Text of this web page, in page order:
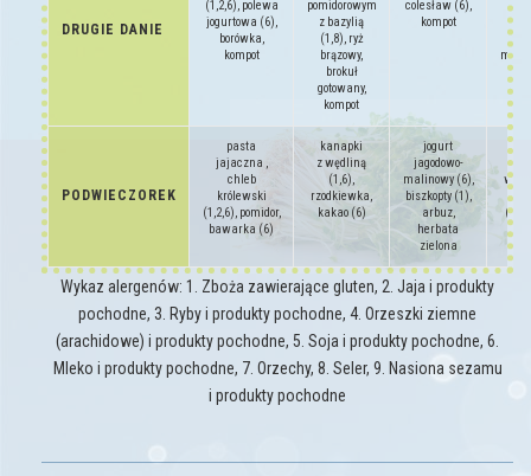
DRUGIE DANIE
(1,2,6), polewa
jogurtowa (6),
borówka,
kompot
pomidorowym
z bazylią
(1,8), ryż
brązowy,
brokuł
gotowany,
kompot
colesław (6),
kompot
z
PODWIECZOREK
pasta
jajaczna ,
chleb
królewski
(1,2,6), pomidor,
bawarka (6)
kanapki
z wędliną
(1,6),
rzodkiewka,
kakao (6)
jogurt
jagodowo-
malinowy (6),
biszkopty (1),
arbuz,
herbata
zielona
(1),
Wykaz alergenów: 1. Zboża zawierające gluten, 2. Jaja i produkty
pochodne, 3. Ryby i produkty pochodne, 4. Orzeszki ziemne
(arachidowe) i produkty pochodne, 5. Soja i produkty pochodne, 6.
Mleko i produkty pochodne, 7. Orzechy, 8. Seler, 9. Nasiona sezamu
i produkty pochodne